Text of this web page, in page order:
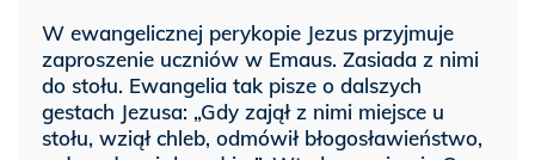
W ewangelicznej perykopie Jezus przyjmuje
zaproszenie uczniów w Emaus. Zasiada z nimi
do stołu. Ewangelia tak pisze o dalszych
gestach Jezusa: „Gdy zajął z nimi miejsce u
stołu, wziął chleb, odmówił błogosławieństwo,